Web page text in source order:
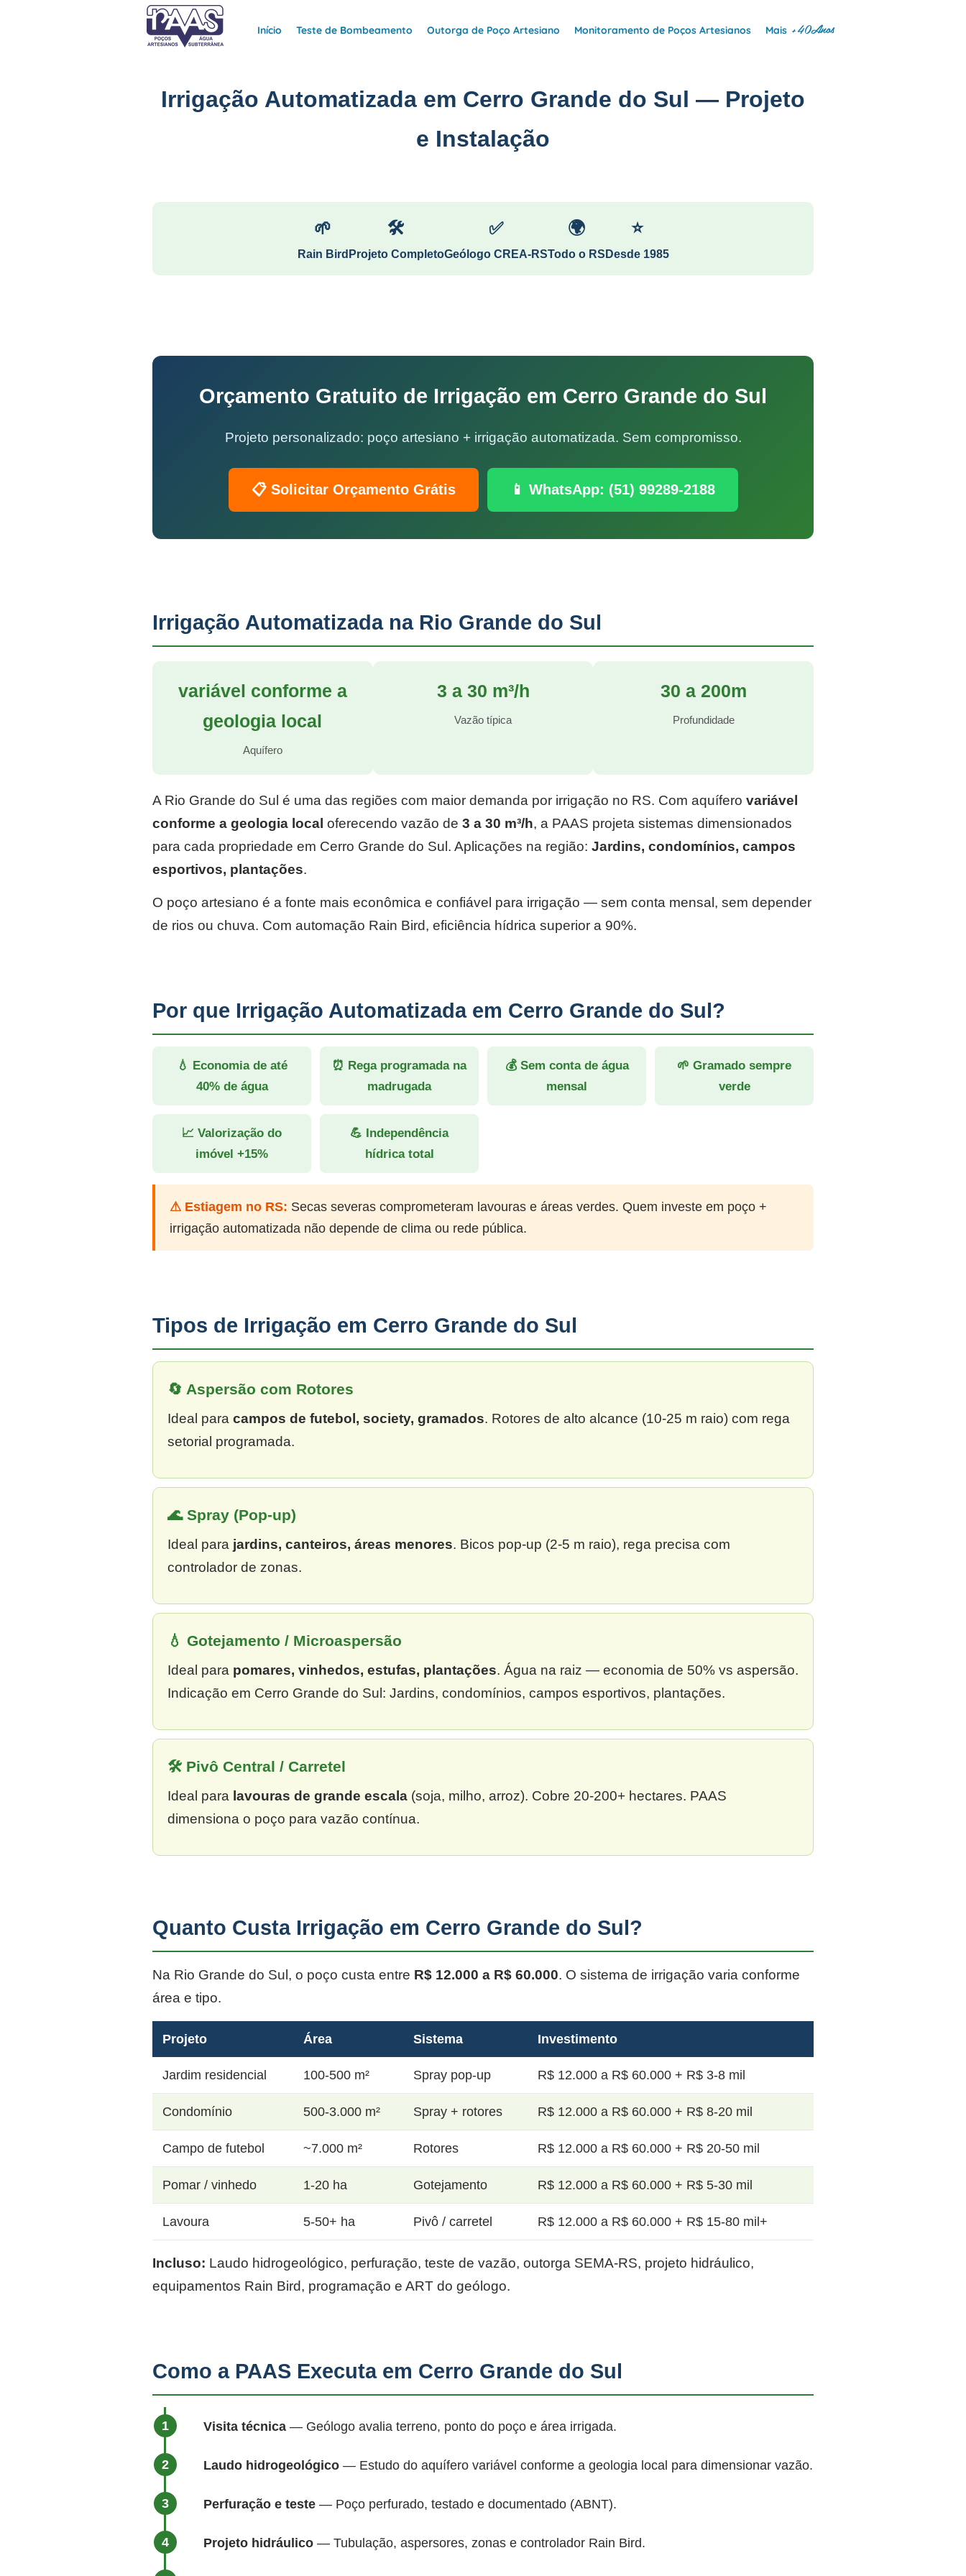
Início Teste de Bombeamento Outorga de Poço Artesiano Monitoramento de Poços Artesianos Mais +40Anos
Irrigação Automatizada em Cerro Grande do Sul — Projeto
e Instalação
🌱
Rain Bird
🛠
Projeto Completo
✅
Geólogo CREA-RS
🌍
Todo o RS
⭐
Desde 1985
Orçamento Gratuito de Irrigação em Cerro Grande do Sul
Projeto personalizado: poço artesiano + irrigação automatizada. Sem compromisso.
📋 Solicitar Orçamento Grátis 📱 WhatsApp: (51) 99289-2188
Irrigação Automatizada na Rio Grande do Sul
variável conforme a
geologia local
Aquífero
3 a 30 m³/h
Vazão típica
30 a 200m
Profundidade
A Rio Grande do Sul é uma das regiões com maior demanda por irrigação no RS. Com aquífero variável
conforme a geologia local oferecendo vazão de 3 a 30 m³/h, a PAAS projeta sistemas dimensionados
para cada propriedade em Cerro Grande do Sul. Aplicações na região: Jardins, condomínios, campos
esportivos, plantações.
O poço artesiano é a fonte mais econômica e confiável para irrigação — sem conta mensal, sem depender
de rios ou chuva. Com automação Rain Bird, eficiência hídrica superior a 90%.
Por que Irrigação Automatizada em Cerro Grande do Sul?
💧 Economia de até
40% de água
⏰ Rega programada na
madrugada
💰 Sem conta de água
mensal
🌱 Gramado sempre
verde
📈 Valorização do
imóvel +15%
💪 Independência
hídrica total
⚠ Estiagem no RS: Secas severas comprometeram lavouras e áreas verdes. Quem investe em poço +
irrigação automatizada não depende de clima ou rede pública.
Tipos de Irrigação em Cerro Grande do Sul
🔄 Aspersão com Rotores
Ideal para campos de futebol, society, gramados. Rotores de alto alcance (10-25 m raio) com rega
setorial programada.
🌊 Spray (Pop-up)
Ideal para jardins, canteiros, áreas menores. Bicos pop-up (2-5 m raio), rega precisa com
controlador de zonas.
💧 Gotejamento / Microaspersão
Ideal para pomares, vinhedos, estufas, plantações. Água na raiz — economia de 50% vs aspersão.
Indicação em Cerro Grande do Sul: Jardins, condomínios, campos esportivos, plantações.
🛠 Pivô Central / Carretel
Ideal para lavouras de grande escala (soja, milho, arroz). Cobre 20-200+ hectares. PAAS
dimensiona o poço para vazão contínua.
Quanto Custa Irrigação em Cerro Grande do Sul?
Na Rio Grande do Sul, o poço custa entre R$ 12.000 a R$ 60.000. O sistema de irrigação varia conforme
área e tipo.
Projeto Área Sistema Investimento
Jardim residencial 100-500 m² Spray pop-up R$ 12.000 a R$ 60.000 + R$ 3-8 mil
Condomínio 500-3.000 m² Spray + rotores R$ 12.000 a R$ 60.000 + R$ 8-20 mil
Campo de futebol ~7.000 m² Rotores R$ 12.000 a R$ 60.000 + R$ 20-50 mil
Pomar / vinhedo 1-20 ha Gotejamento R$ 12.000 a R$ 60.000 + R$ 5-30 mil
Lavoura 5-50+ ha Pivô / carretel R$ 12.000 a R$ 60.000 + R$ 15-80 mil+
Incluso: Laudo hidrogeológico, perfuração, teste de vazão, outorga SEMA-RS, projeto hidráulico,
equipamentos Rain Bird, programação e ART do geólogo.
Como a PAAS Executa em Cerro Grande do Sul
Visita técnica — Geólogo avalia terreno, ponto do poço e área irrigada.
Laudo hidrogeológico — Estudo do aquífero variável conforme a geologia local para dimensionar vazão.
Perfuração e teste — Poço perfurado, testado e documentado (ABNT).
Projeto hidráulico — Tubulação, aspersores, zonas e controlador Rain Bird.